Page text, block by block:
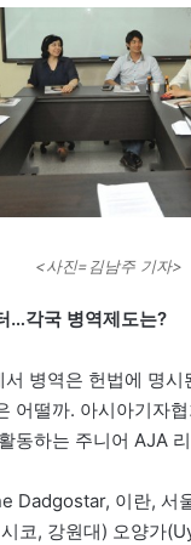
<사진=김남주 기자>
…각국 병역제도는?
병역은 헌법에 명
어떨까. 아시아기자
동하는 주니어 AJA
Dadgostar, 이란, 서
코, 강원대) 오양가